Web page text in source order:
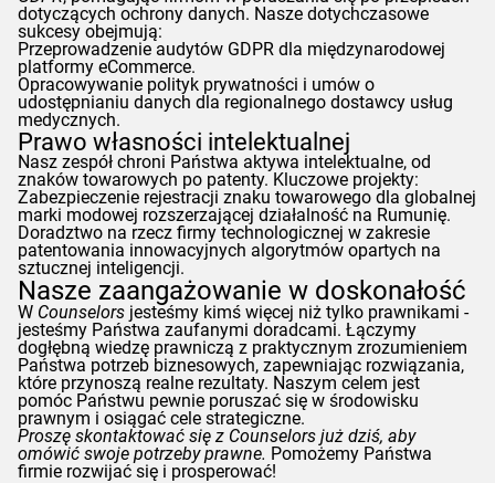
dotyczących ochrony danych. Nasze dotychczasowe
sukcesy obejmują:
Przeprowadzenie audytów GDPR dla międzynarodowej
platformy eCommerce.
Opracowywanie polityk prywatności i umów o
udostępnianiu danych dla regionalnego dostawcy usług
medycznych.
Prawo własności intelektualnej
Nasz zespół chroni Państwa aktywa intelektualne, od
znaków towarowych po patenty. Kluczowe projekty:
Zabezpieczenie rejestracji znaku towarowego dla globalnej
marki modowej rozszerzającej działalność na Rumunię.
Doradztwo na rzecz firmy technologicznej w zakresie
patentowania innowacyjnych algorytmów opartych na
sztucznej inteligencji.
Nasze zaangażowanie w doskonałość
W Counselors jesteśmy kimś więcej niż tylko prawnikami -
jesteśmy Państwa zaufanymi doradcami. Łączymy
dogłębną wiedzę prawniczą z praktycznym zrozumieniem
Państwa potrzeb biznesowych, zapewniając rozwiązania,
które przynoszą realne rezultaty. Naszym celem jest
pomóc Państwu pewnie poruszać się w środowisku
prawnym i osiągać cele strategiczne.
Proszę skontaktować się z Counselors już dziś, aby
omówić swoje potrzeby prawne. Pomożemy Państwa
firmie rozwijać się i prosperować!